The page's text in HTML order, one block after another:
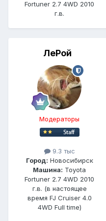
Fortuner 2.7 4WD 2010
г.в.
ЛеРой
Модераторы
9.3 тыс
Город: Новосибирск
Машина: Toyota
Fortuner 2.7 4WD 2010
г.в. (в настоящее
время FJ Cruiser 4.0
4WD Full time)